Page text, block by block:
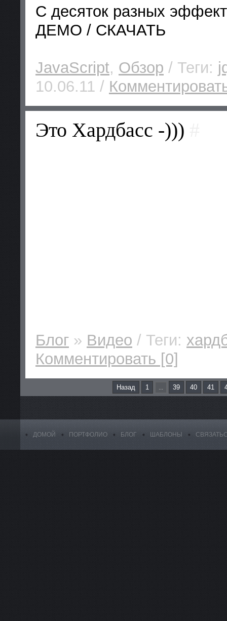
С десяток разных
ДЕМО / СКАЧАТЬ
JavaScript, Обзор / Теги:
10.06.11 /
Это Хардбасс -)))
Блог » Видео / Теги:
Комментировать [0]
Назад 1 ... 39 40 41
ДОМОЙ ПОРТФОЛИО БЛОГ ШАБЛОНЫ